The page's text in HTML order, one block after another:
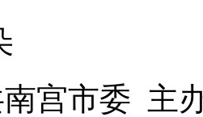
宫市委 主